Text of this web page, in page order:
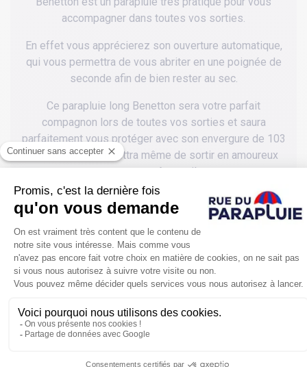
accompagner dans toutes vos sorties.
En effet vous apprécierez son ouverture automatique,
qui vous permettra de vous abriter en une poignée de
seconde afin de bien rester au sec.
Ce parapluie long Benetton sera votre parfait
compagnon lors de toutes vos sorties et saura
parfaitement vous protéger avec son envergure de 103
cm, qui vous permettra même de sortir en amoureux
sous une même toile.
POUR SE PROTÉGER ENCORE PLUS
DE LA PLUIE